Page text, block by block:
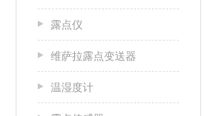
露点仪
维萨拉露点变送器
温湿度计